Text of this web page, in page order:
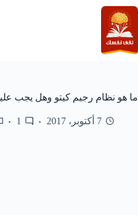
التجاوز
إلى
المحتوى
ما هو نظام رجيم كيتو وهل يجب
7 أكتوبر، 2017 1